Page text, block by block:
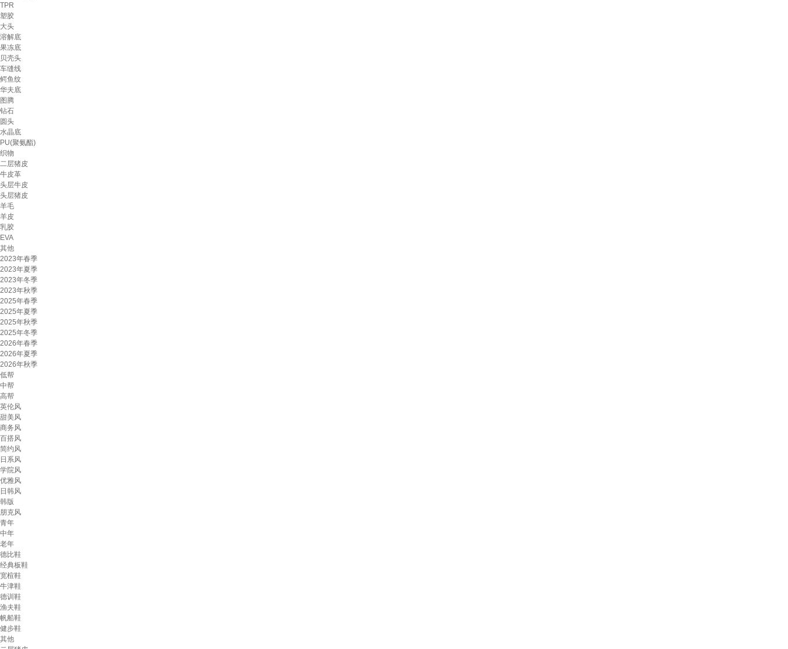
TPR
塑胶
大头
溶解底
果冻底
贝壳头
车缝线
鳄鱼纹
华夫底
图腾
钻石
圆头
水晶底
PU(聚氨酯)
织物
二层猪皮
牛皮革
头层牛皮
头层猪皮
羊毛
羊皮
乳胶
EVA
其他
2023年春季
2023年夏季
2023年冬季
2023年秋季
2025年春季
2025年夏季
2025年秋季
2025年冬季
2026年春季
2026年夏季
2026年秋季
低帮
中帮
高帮
英伦风
甜美风
商务风
百搭风
简约风
日系风
学院风
优雅风
日韩风
韩版
朋克风
青年
中年
老年
德比鞋
经典板鞋
宽楦鞋
牛津鞋
德训鞋
渔夫鞋
帆船鞋
健步鞋
其他